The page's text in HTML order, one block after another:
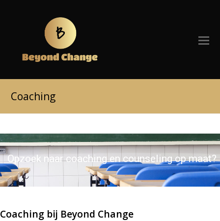
Coaching
Opzoek naar coaching en counseling op maat?
Coaching bij Beyond Change